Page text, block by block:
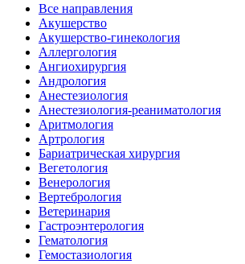
Все направления
Акушерство
Акушерство-гинекология
Аллергология
Ангиохирургия
Андрология
Анестезиология
Анестезиология-реаниматология
Аритмология
Артрология
Бариатрическая хирургия
Вегетология
Венерология
Вертебрология
Ветеринария
Гастроэнтерология
Гематология
Гемостазиология